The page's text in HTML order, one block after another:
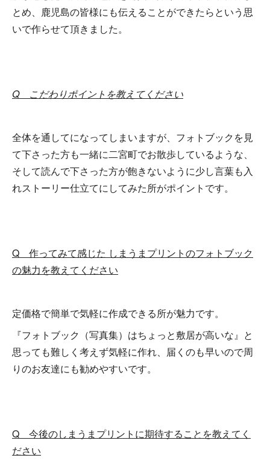
とめ、鹿児島の皆様にも伝えることができたらという思
いで作らせて頂きました。
Q こだわりポイントを教えてください
全体を通してになってしまいますが、フォトブックを見
て下さった方も一緒に二宮町でお散歩しているような、
そして読んで下さった方が飽きないように少し言葉も入
れストーリー仕立てにしてみた所がポイントです。
Q 作ってみて感じた しまうまプリントのフォトブック
の魅力を教えてください
定価格で簡単で気軽に作成できる所が魅力です。
『フォトブック（写真集）はちょっと敷居が高いな』と
思っても難しく考えず気軽に作れ、届くのも早いので周
りのお友達にも勧めやすいです。
Q 今後のしまうまプリントに期待することを教えてく
ださい